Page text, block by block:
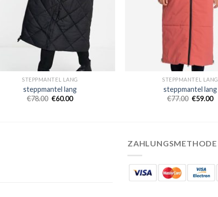
STEPPMANTEL LANG
steppmantel lang
€78.00 €60.00
STEPPMANTEL LANG
steppmantel lang
€77.00 €59.00
ZAHLUNGSMETHODE